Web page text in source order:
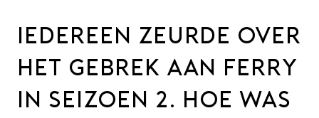
IEDEREEN ZEURDE OVER
HET GEBREK AAN FERRY
IN SEIZOEN 2. HOE WAS